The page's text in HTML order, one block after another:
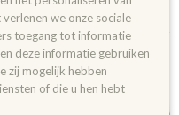
>Biologische Buriti olie 50 ml
Ook in 100ml
we onze sociale
toegang tot informatie
deze informatie gebruiken
zij mogelijk hebben
of die u hen hebt